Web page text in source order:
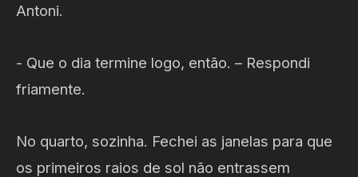
Antoni.
- Que o dia termine logo, então. – Respondi
friamente.
No quarto, sozinha. Fechei as janelas para que
os primeiros raios de sol não entrassem